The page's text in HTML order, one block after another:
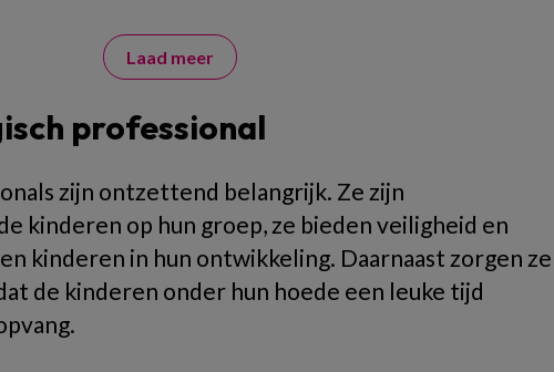
Laad meer
professional
zijn ontzettend belangrijk. Ze zijn
kinderen op hun groep, ze bieden veiligheid en
kinderen in hun ontwikkeling. Daarnaast zorgen ze
de kinderen onder hun hoede een leuke tijd